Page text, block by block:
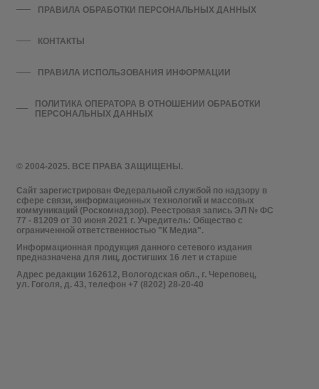
© 2004-2025. ВСЕ ПРАВА ЗАЩИЩЕНЫ.
Сайт зарегистрирован Федеральной службой по надзору в
сфере связи, информационных технологий и массовых
коммуникаций (Роскомнадзор). Реестровая запись ЭЛ № ФС
77 - 81209 от 30 июня 2021 г. Учредитель: Общество с
ограниченной ответственностью "К Медиа".
Информационная продукция данного сетевого издания
предназначена для лиц, достигших 16 лет и старше
Адрес редакции 162612, Вологодская обл., г. Череповец,
ул. Гоголя, д. 43, телефон +7 (8202) 28-20-40
ПРАВИЛА ОБРАБОТКИ ПЕРСОНАЛЬНЫХ ДАННЫХ
КОНТАКТЫ
ПРАВИЛА ИСПОЛЬЗОВАНИЯ ИНФОРМАЦИИ
ПОЛИТИКА ОПЕРАТОРА В ОТНОШЕНИИ ОБРАБОТКИ
ПЕРСОНАЛЬНЫХ ДАННЫХ